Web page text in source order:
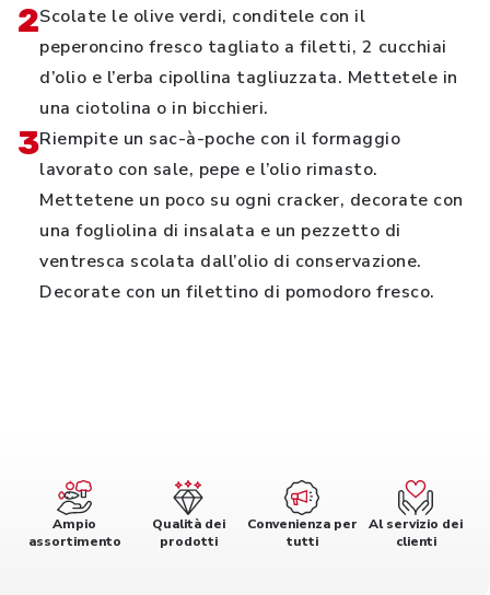
2Scolate le olive verdi, conditele con il
peperoncino fresco tagliato a filetti, 2 cucchiai
d’olio e l’erba cipollina tagliuzzata. Mettetele in
una ciotolina o in bicchieri.
3Riempite un sac-à-poche con il formaggio
lavorato con sale, pepe e l’olio rimasto.
Mettetene un poco su ogni cracker, decorate con
una fogliolina di insalata e un pezzetto di
ventresca scolata dall’olio di conservazione.
Decorate con un filettino di pomodoro fresco.
Ampio
assortimento
Qualità dei
prodotti
Convenienza per
tutti
Al servizio dei
clienti